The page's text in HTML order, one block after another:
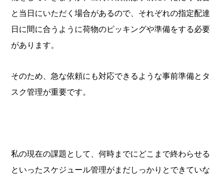
と当日にいただく場合があるので、それぞれの指定配達
日に間に合うように荷物のピッキングや準備をする必要
があります。
そのため、急な依頼にも対応できるような事前準備とタ
スク管理が重要です。
私の現在の課題として、何時までにどこまで終わらせる
といったスケジュール管理がまだしっかりとできていな